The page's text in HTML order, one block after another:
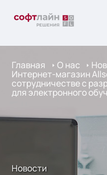
Главная О нас
Интернет-магазин
сотрудничестве с
для электронного
Новости